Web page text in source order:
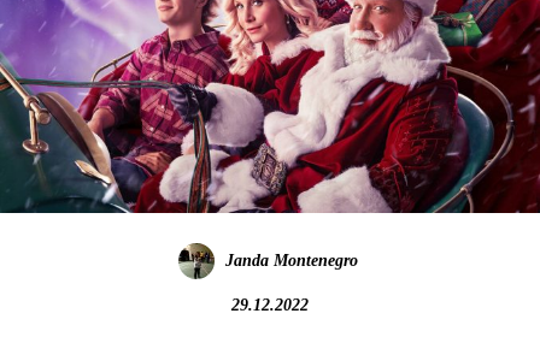
Janda Montenegro
29.12.2022